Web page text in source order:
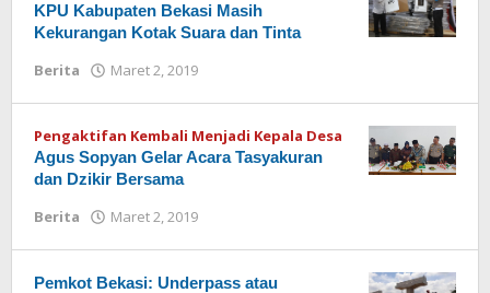
KPU Kabupaten Bekasi Masih
Kekurangan Kotak Suara dan Tinta
Berita Maret 2, 2019
Pengaktifan Kembali Menjadi Kepala Desa
Agus Sopyan Gelar Acara Tasyakuran
dan Dzikir Bersama
Berita Maret 2, 2019
Pemkot Bekasi: Underpass atau